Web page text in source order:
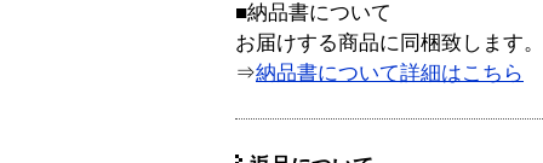
■納品書について
お届けする商品に同梱致します。
⇒納品書について詳細はこちら